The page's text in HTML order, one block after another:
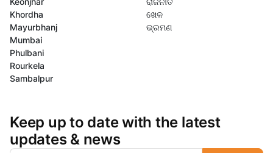
Khordha
Mayurbhanj
Mumbai
Phulbani
Rourkela
Sambalpur
ଖେଳ
ଭ୍ରମଣ
Keep up to date with the latest
updates & news